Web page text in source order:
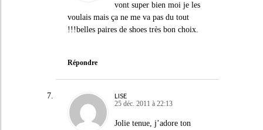
vont super bien moi je les
voulais mais ça ne me va pas du tout
!!!belles paires de shoes très bon choix.
Répondre
LISE
25 déc. 2011 à 22:13
Jolie tenue, j’adore ton